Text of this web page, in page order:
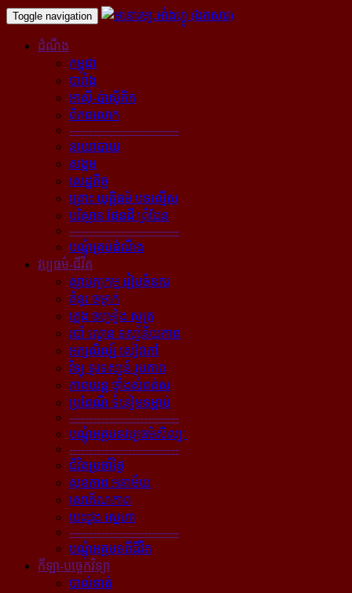
Toggle navigation
ដំណឹង
កម្ពុជា
បារាំង
អាស៊ី-ប៉ាស៊ីភិក
ពិភពលោក
----------------------------
នយោបាយ
សង្គម
សេដ្ឋកិច្ច
គ្រោះ យុត្តិធម៌ បទល្មើស
បរិស្ថាន ផែនដី ព្រំដែន
----------------------------
បណ្ដុំគ្រប់ដំណឹង
វប្បធម៌-ជីវិត
ស្ថាបត្យកម្ម រៀបចំនគរ
គំនូរ ចម្លាក់
ភ្លេង ចម្រៀង ស្មូត្រ
របាំ ល្ខោន ទស្សនីយភាព
អក្សសិល្ប៍ សៀវភៅ
វិទ្យុ ទូរទស្សន៍ រូបភាព
ភាពយន្ដ ផ្ទាំងសំពត់ស
ប្រពៃណី ទំនៀមទម្លាប់
----------------------------
បណ្ដុំអត្ថបទវប្បធម៌សិល្បៈ
----------------------------
ជីវិតប្រចាំថ្ងៃ
សុខភាព អនាម័យ
សោភ័ណភាព
បេះដូង ស្នេហា
----------------------------
បណ្ដុំអត្ថបទពីជីវិត
កីឡា-បច្ចេកវិទ្យា
បាល់ទាត់